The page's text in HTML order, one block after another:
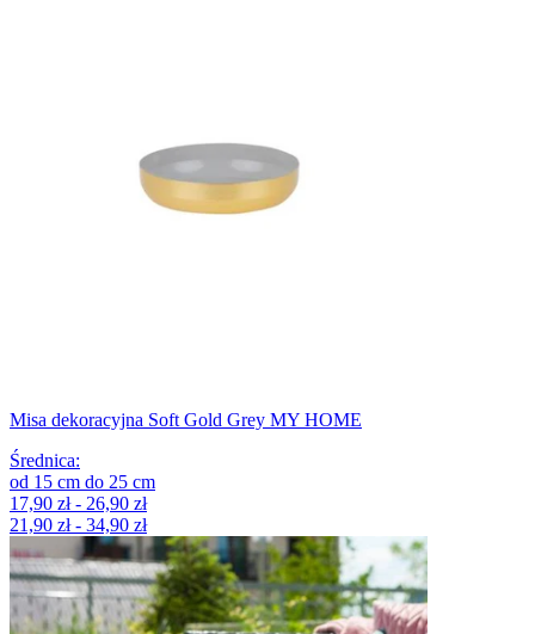
Misa dekoracyjna Soft Gold Grey MY HOME
Średnica:
od 15 cm do 25 cm
17,90 zł - 26,90 zł
21,90 zł - 34,90 zł